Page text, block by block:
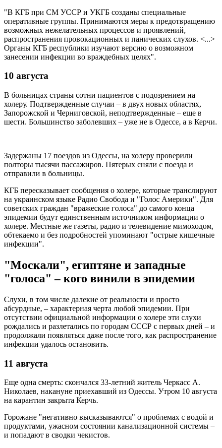
"В КГБ при СМ УССР и УКГБ созданы специальные
оперативные группы. Принимаются меры к предотвращению
возможных нежелательных процессов и проявлений,
распространения провокационных и панических слухов. <...>
Органы КГБ республики изучают версию о возможном
занесении инфекции во враждебных целях".
10 августа
В больницах страны сотни пациентов с подозрением на
холеру. Подтвержденные случаи – в двух новых областях,
Запорожской и Черниговской, неподтвержденные – еще в
шести. Большинство заболевших – уже не в Одессе, а в Керчи.
Задержаны 17 поездов из Одессы, на холеру проверили
полторы тысячи пассажиров. Пятерых сняли с поезда и
отправили в больницы.
КГБ пересказывает сообщения о холере, которые транслируют
на украинском языке Радио Свобода и "Голос Америки". Для
советских граждан "вражеские голоса" до самого конца
эпидемии будут единственным источником информации о
холере. Местные же газеты, радио и телевидение мимоходом,
обтекаемо и без подробностей упоминают "острые кишечные
инфекции".
"Москали", египтяне и западные
"голоса" – кого винили в эпидемии
Слухи, в том числе далекие от реальности и просто
абсурдные, – характерная черта любой эпидемии. При
отсутствии официальной информации о холере эти слухи
рождались и разлетались по городам СССР с первых дней – и
продолжали появляться даже после того, как распространение
инфекции удалось остановить.
11 августа
Еще одна смерть: скончался 33-летний житель Черкасс А.
Николаев, накануне приехавший из Одессы. Утром 10 августа
на карантин закрыта Керчь.
Горожане "негативно высказываются" о проблемах с водой и
продуктами, ужасном состоянии канализационной системы –
и попадают в сводки чекистов.